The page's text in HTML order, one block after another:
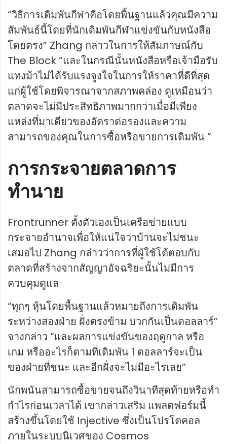
“วิธีการเดิมพันกีฬาคือโดยพื้นฐานแล้วคุณมีความ
สัมพันธ์นี้โดยที่นักเดิมพันกีฬาแข่งขันกับหนังสือ
โดยตรง” Zhang กล่าวในการให้สัมภาษณ์กับ
The Block “และในกรณีนั้นหนังสือหรือเจ้ามือรับ
แทงม้าไม่ได้รับแรงจูงใจในการให้ราคาที่ดีที่สุด
แก่ผู้ใช้โดยพิจารณาจากสภาพคล่อง ดูเหมือนว่า
ตลาดจะไม่มีประสิทธิภาพมากกว่าเมื่อมีเพียง
แหล่งที่มาเดียวของอัตราต่อรองและความ
สามารถของคุณในการซื้อหรือขายการเดิมพัน ”
การกระจายตลาดการ
ทำนาย
Frontrunner ตั้งตัวเองเป็นเครือข่ายแบบ
กระจายอำนาจเพื่อให้แน่ใจว่าบ้านจะไม่ชนะ
เสมอไป Zhang กล่าวว่าการที่ผู้ใช้โต้ตอบกับ
ตลาดที่สร้างจากสัญญาอัจฉริยะนั้นไม่มีการ
ควบคุมดูแล
“ทุกๆ หุ้นโดยพื้นฐานแล้วหมายถึงการเดิมพัน
ระหว่างสองฝ่าย ฝั่งตรงข้าม บวกกันเป็นดอลลาร์”
จางกล่าว “และผลการแข่งขันของฤดูกาล หรือ
เกม หรืออะไรก็ตามที่เดิมพัน 1 ดอลลาร์จะเป็น
ของฝ่ายที่ชนะ และอีกฝั่งจะไม่มีอะไรเลย”
นักพนันสามารถซื้อขายจนถึงวินาทีสุดท้ายหรือทำ
กำไรก่อนเวลาได้ เขากล่าวเสริม แพลตฟอร์มนี้
สร้างขึ้นโดยใช้ Injective ซึ่งเป็นโปรโตคอล
ภายในระบบนิเวศของ Cosmos